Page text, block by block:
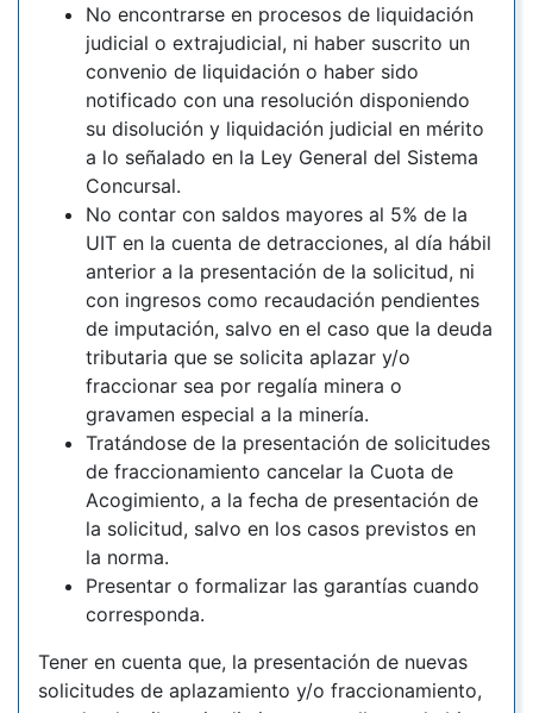
No encontrarse en procesos de liquidación
judicial o extrajudicial, ni haber suscrito un
convenio de liquidación o haber sido
notificado con una resolución disponiendo
su disolución y liquidación judicial en mérito
a lo señalado en la Ley General del Sistema
Concursal.
No contar con saldos mayores al 5% de la
UIT en la cuenta de detracciones, al día hábil
anterior a la presentación de la solicitud, ni
con ingresos como recaudación pendientes
de imputación, salvo en el caso que la deuda
tributaria que se solicita aplazar y/o
fraccionar sea por regalía minera o
gravamen especial a la minería.
Tratándose de la presentación de solicitudes
de fraccionamiento cancelar la Cuota de
Acogimiento, a la fecha de presentación de
la solicitud, salvo en los casos previstos en
la norma.
Presentar o formalizar las garantías cuando
corresponda.
Tener en cuenta que, la presentación de nuevas
solicitudes de aplazamiento y/o fraccionamiento,